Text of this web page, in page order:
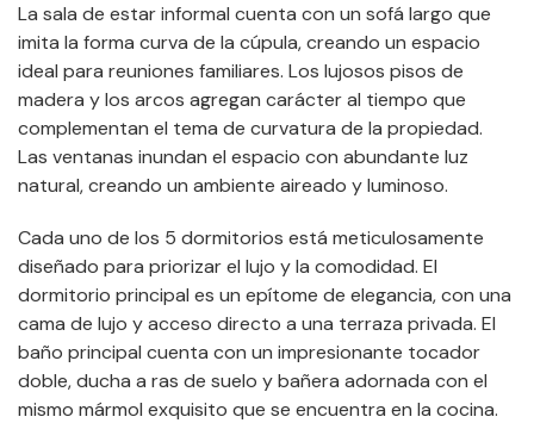
La sala de estar informal cuenta con un sofá largo que
imita la forma curva de la cúpula, creando un espacio
ideal para reuniones familiares. Los lujosos pisos de
madera y los arcos agregan carácter al tiempo que
complementan el tema de curvatura de la propiedad.
Las ventanas inundan el espacio con abundante luz
natural, creando un ambiente aireado y luminoso.
Cada uno de los 5 dormitorios está meticulosamente
diseñado para priorizar el lujo y la comodidad. El
dormitorio principal es un epítome de elegancia, con una
cama de lujo y acceso directo a una terraza privada. El
baño principal cuenta con un impresionante tocador
doble, ducha a ras de suelo y bañera adornada con el
mismo mármol exquisito que se encuentra en la cocina.